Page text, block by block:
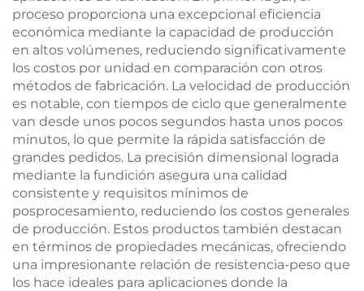
proceso proporciona una excepcional eficiencia
económica mediante la capacidad de producción
en altos volúmenes, reduciendo significativamente
los costos por unidad en comparación con otros
métodos de fabricación. La velocidad de producción
es notable, con tiempos de ciclo que generalmente
van desde unos pocos segundos hasta unos pocos
minutos, lo que permite la rápida satisfacción de
grandes pedidos. La precisión dimensional lograda
mediante la fundición asegura una calidad
consistente y requisitos mínimos de
posprocesamiento, reduciendo los costos generales
de producción. Estos productos también destacan
en términos de propiedades mecánicas, ofreciendo
una impresionante relación de resistencia-peso que
los hace ideales para aplicaciones donde la